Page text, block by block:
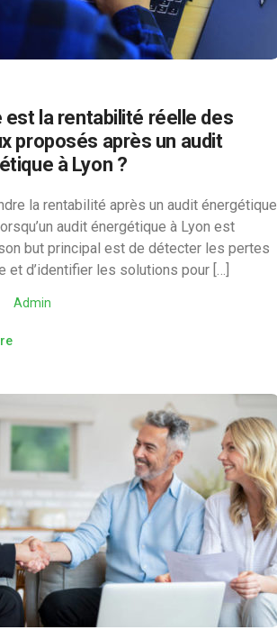
est la rentabilité réelle des
proposés après un audit
à Lyon ?
la rentabilité après un audit énergétique
audit énergétique à Lyon est
but principal est de détecter les pertes
et d’identifier les solutions pour […]
Admin